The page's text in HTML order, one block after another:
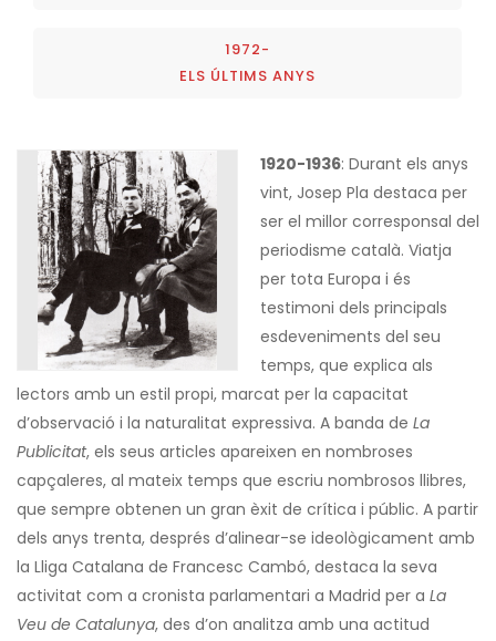
1972-
ELS ÚLTIMS ANYS
1920-1936: Durant els anys
vint, Josep Pla destaca per
ser el millor corresponsal del
periodisme català. Viatja
per tota Europa i és
testimoni dels principals
esdeveniments del seu
temps, que explica als
lectors amb un estil propi, marcat per la capacitat
d’observació i la naturalitat expressiva. A banda de La
Publicitat, els seus articles apareixen en nombroses
capçaleres, al mateix temps que escriu nombrosos llibres,
que sempre obtenen un gran èxit de crítica i públic. A partir
dels anys trenta, després d’alinear-se ideològicament amb
la Lliga Catalana de Francesc Cambó, destaca la seva
activitat com a cronista parlamentari a Madrid per a La
Veu de Catalunya, des d’on analitza amb una actitud